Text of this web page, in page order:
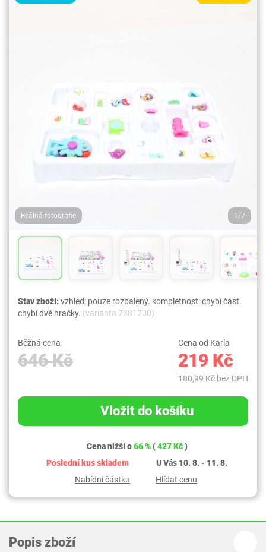
Reálná fotografie 1/7
Stav zboží:vzhled: pouze rozbalený. kompletnost: chybí část.
chybí dvě hračky. (varianta 7381700)
Běžná cena
646 Kč
Cena od Karla
219 Kč
180,99 Kč bez DPH
Vložit do košíku
Cena nižší o66 %(427 Kč)
Poslední kus skladem
U Vás 10. 8. - 11. 8.
Nabídni částku
Hlídat cenu
Popis zboží